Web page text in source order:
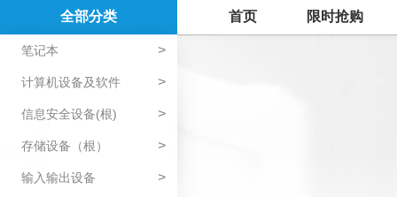
全部分类
笔记本 >
计算机设备及软件 >
信息安全设备(根) >
存储设备（根） >
输入输出设备 >
首页 限时抢购